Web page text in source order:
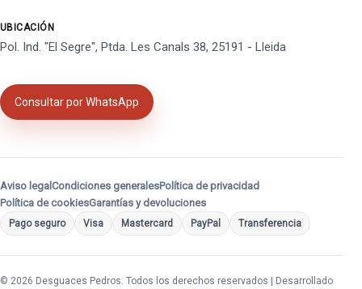
UBICACIÓN
Pol. Ind. "El Segre", Ptda. Les Canals 38, 25191 - Lleida
Consultar por WhatsApp
Aviso legal Condiciones generalesPolítica de privacidad
Política de cookiesGarantías y devoluciones
Pago seguro Visa Mastercard PayPal Transferencia
© 2026 Desguaces Pedros. Todos los derechos reservados | Desarrollado